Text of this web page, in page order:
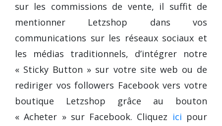
sur les commissions de vente, il suffit de
mentionner Letzshop dans vos
communications sur les réseaux sociaux et
les médias traditionnels, d’intégrer notre
« Sticky Button » sur votre site web ou de
rediriger vos followers Facebook vers votre
boutique Letzshop grâce au bouton
« Acheter » sur Facebook. Cliquez ici pour